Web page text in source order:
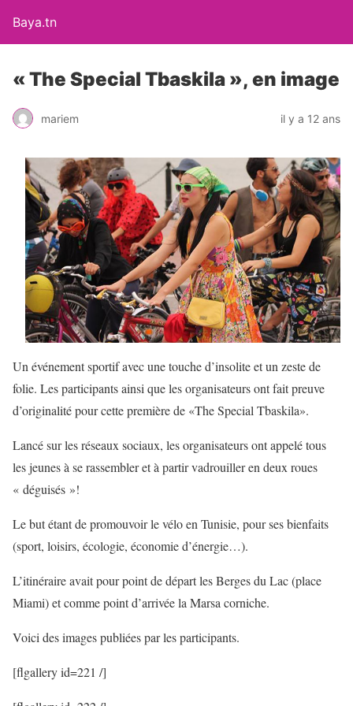
Baya.tn
« The Special Tbaskila », en image
mariem il y a 12 ans
Un événement sportif avec une touche d’insolite et un zeste de
folie. Les participants ainsi que les organisateurs ont fait preuve
d’originalité pour cette première de «The Special Tbaskila».
Lancé sur les réseaux sociaux, les organisateurs ont appelé tous
les jeunes à se rassembler et à partir vadrouiller en deux roues
« déguisés »!
Le but étant de promouvoir le vélo en Tunisie, pour ses bienfaits
(sport, loisirs, écologie, économie d’énergie…).
L’itinéraire avait pour point de départ les Berges du Lac (place
Miami) et comme point d’arrivée la Marsa corniche.
Voici des images publiées par les participants.
[flgallery id=221 /]